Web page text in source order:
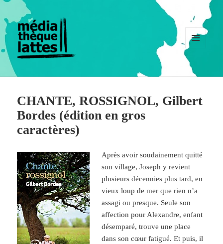
MENU
WIDGETS
CHANTE, ROSSIGNOL, Gilbert
Bordes (édition en gros
caractères)
Après avoir soudainement quitté
son village, Joseph y revient
plusieurs décennies plus tard, en
vieux loup de mer que rien n’a
assagi ou presque. Seule son
affection pour Alexandre, enfant
désemparé, trouve une place
dans son cœur fatigué. Et puis, il